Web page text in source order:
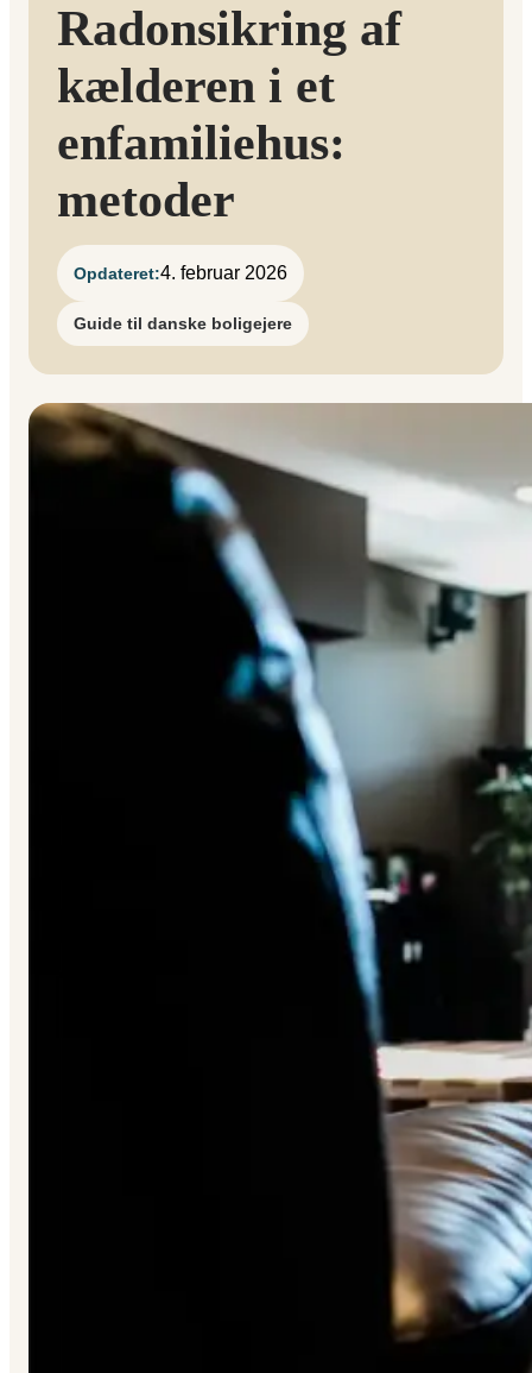
Radonsikring af
kælderen i et
enfamiliehus:
metoder
Opdateret:4. februar 2026
Guide til danske boligejere